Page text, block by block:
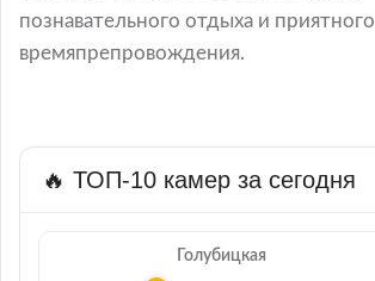
познавательного отдыха и приятного
времяпрепровождения.
🔥 ТОП-10 камер за сегодня
Голубицкая